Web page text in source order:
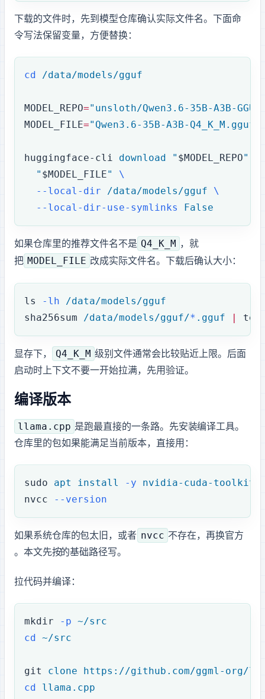
下载 Qwen3.6 的 GGUF 文件时，先到模型仓库确认实际文件名。下面命
令写法保留变量，方便替换：
cd /data/models/gguf
MODEL_REPO="unsloth/Qwen3.6-35B-A3B-
MODEL_FILE="Qwen3.6-35B-A3B-Q4_K_M.gguf"
huggingface-cli download " $MODEL_REPO"
  "
$MODEL_FILE"
\
  --local-dir
/data/models/gguf \
  --local-dir-use-symlinks
False
如果仓库里的推荐文件名不是 Q4_K_M ，就
把 MODEL_FILE 改成实际文件名。下载后确认大小：
ls -lh /data/models/gguf
sha256sum /data/models/gguf/* .gguf | tee
24GB 显存下， Q4_K_M 级别文件通常会比较贴近上限。后面
启动时上下文不要一开始拉满，先用 8K 验证。
4. 编译 llama.cpp CUDA 版本
llama.cpp 是跑 GGUF 最直接的一条路。先安装 CUDA 编译工具。Ubuntu
仓库里的包如果能满足当前版本，直接用：
sudo apt install -y nvidia-cuda-toolkit
nvcc --version
如果系统仓库的 CUDA 包太旧，或者 nvcc 不存在，再换 NVIDIA 官方 CUDA
repository。本文先按 Ubuntu 26.04 LTS 的基础路径写。
拉代码并编译：
mkdir -p ~/src
cd
~/src
git clone https://github.com/ggml-org/
cd
llama.cpp